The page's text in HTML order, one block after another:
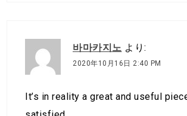
바마카지노 より:
2020年10月16日 2:40 PM
It’s in reality a great and useful